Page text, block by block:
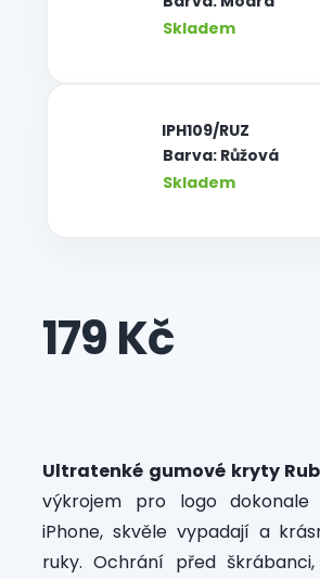
Skladem
Barva: Růžová
Skladem
| IPH109/RUZ
179 Kč
Ultratenké gumové kryty
výkrojem pro logo dokonale
iPhone, skvěle vypadají a
ruky. Ochrání před